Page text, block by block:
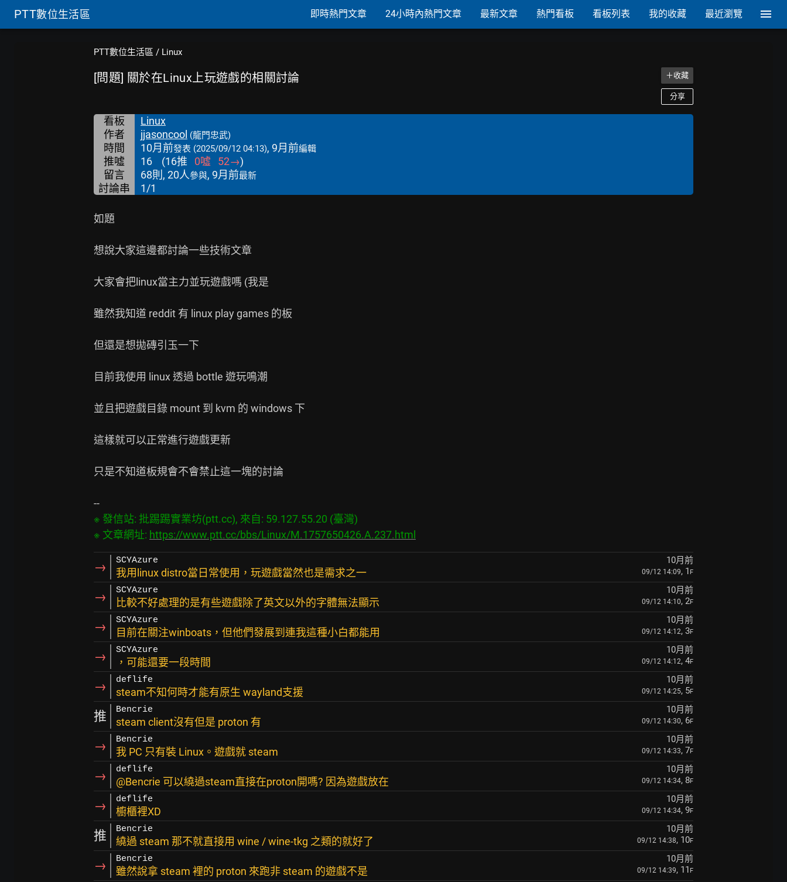
PTT數位生活區 即時熱門文章 24小時內熱門文章 最新文章 熱門看板 看板列表 我的收藏 最近瀏覽
PTT數位生活區 / Linux
[問題] 關於在Linux上玩遊戲的相關討論 ＋收藏
分享
看板
Linux
作者
jjasoncool (龍門忠武)
時間 10月前發表 (2025/09/12 04:13), 9月前編輯
推噓 16 (16推 0噓 52→)
留言
68則, 20人參與, 9月前最新
討論串 1/1
如題
想說大家這邊都討論一些技術文章
大家會把linux當主力並玩遊戲嗎 (我是
雖然我知道 reddit 有 linux play games 的板
但還是想拋磚引玉一下
目前我使用 linux 透過 bottle 遊玩鳴潮
並且把遊戲目錄 mount 到 kvm 的 windows 下
這樣就可以正常進行遊戲更新
只是不知道板規會不會禁止這一塊的討論
※ 發信站: 批踢踢實業坊(ptt.cc), 來自: 59.127.55.20 (臺灣)
※ 文章網址: https://www.ptt.cc/bbs/Linux/M.1757650426.A.237.html
→ SCYAzure 10月前
我用linux distro當日常使用，玩遊戲當然也是需求之一 09/12 14:09, 1 F
→ SCYAzure 10月前
比較不好處理的是有些遊戲除了英文以外的字體無法顯示 09/12 14:10, 2F
→ SCYAzure 10月前
目前在關注winboats，但他們發展到連我這種小白都能用 09/12 14:12, 3F
→ SCYAzure 10月前
，可能還要一段時間 09/12 14:12, 4F
→ deflife 10月前
steam不知何時才能有原生 wayland支援 09/12 14:25, 5F
推 Bencrie 10月前
steam client沒有但是 proton 有 09/12 14:30, 6F
→ Bencrie 10月前
我 PC 只有裝 Linux。遊戲就 steam 09/12 14:33, 7F
→ deflife 10月前
@Bencrie 可以繞過steam直接在proton開嗎? 因為遊戲放在 09/12 14:34, 8F
→ deflife 10月前
櫥櫃裡XD 09/12 14:34, 9F
推 Bencrie 10月前
繞過 steam 那不就直接用 wine / wine-tkg 之類的就好了 09/12 14:38, 10F
→ Bencrie 10月前
雖然說拿 steam 裡的 proton 來跑非 steam 的遊戲不是 09/12 14:39, 11 F